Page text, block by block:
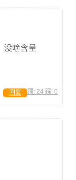
没啥含量
顶: 24 踩: 0
回复